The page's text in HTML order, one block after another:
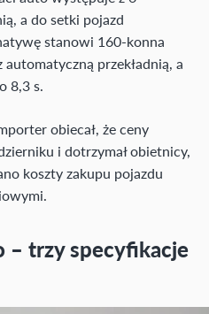
a do setki pojazd
stanowi 160-konna
przekładnią, a
8,3 s.
obiecał, że ceny
i dotrzymał obietnicy,
koszty zakupu pojazdu
– trzy specyfikacje